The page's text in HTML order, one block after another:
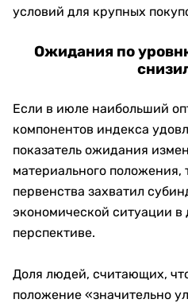
условий для крупных
Ожидания по
Если в июле наибольший
компонентов индекса
показатель ожидания
материального положения,
первенства захватил
экономической ситуации в
перспективе.
Доля людей, считающих,
положение «значительно